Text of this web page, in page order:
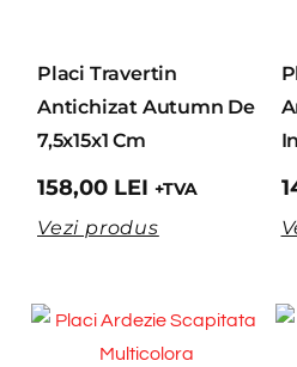
Placi Travertin
Antichizat Autumn De
7,5x15x1 Cm
158,00 LEI +TVA
Vezi produs